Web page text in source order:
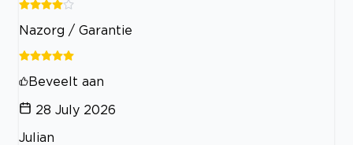
Nazorg / Garantie
Beveelt aan
28 July 2026
Julian